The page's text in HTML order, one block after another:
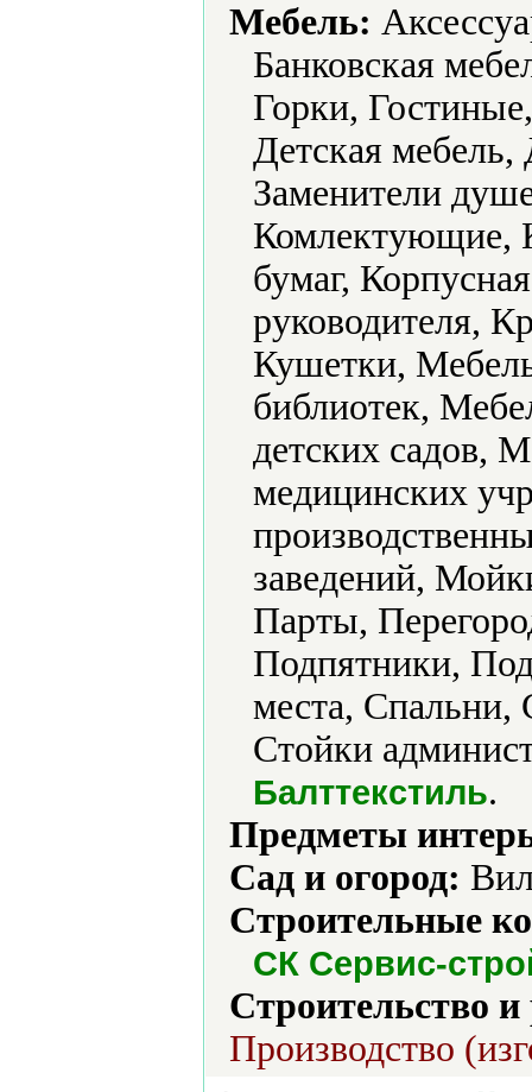
Мебель:
Банковская
Горки,
Детская
Заменители
Комлектующие,
бумаг,
руководителя,
Кушетки,
библиотек,
детских садов,
медицинских
заведений,
Парты,
Подпятники,
места,
Стойки
Балттекстиль.
Предметы
Сад и огород:
Строительные
СК Сервис-
Строительство
Производство